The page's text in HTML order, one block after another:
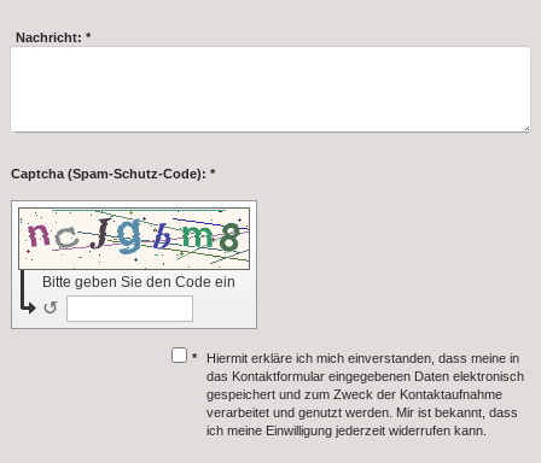
Nachricht: *
Captcha (Spam-Schutz-Code): *
Bitte geben Sie den Code ein
↺
*
Hiermit erkläre ich mich einverstanden, dass meine in
das Kontaktformular eingegebenen Daten elektronisch
gespeichert und zum Zweck der Kontaktaufnahme
verarbeitet und genutzt werden. Mir ist bekannt, dass
ich meine Einwilligung jederzeit widerrufen kann.